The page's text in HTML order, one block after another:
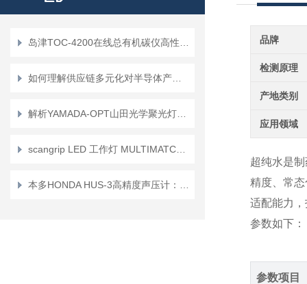
品牌
检测原理
产地类别
应用领域
超纯水是
精度、常
适配能力
参数如下：
参数项目